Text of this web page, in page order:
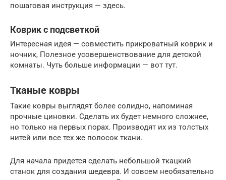
пошаговая инструкция — здесь.
Коврик с подсветкой
Интересная идея — совместить прикроватный коврик и
ночник, Полезное усовершенствование для детской
комнаты. Чуть больше информации — вот тут.
Тканые ковры
Такие ковры выглядят более солидно, напоминая
прочные циновки. Сделать их будет немного сложнее,
но только на первых порах. Производят их из толстых
нитей или все тех же полосок ткани.
Для начала придется сделать небольшой ткацкий
станок для создания шедевра. И совсем необязательно